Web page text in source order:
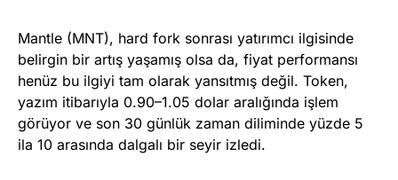
Mantle (MNT), hard fork sonrası yatırımcı ilgisinde
belirgin bir artış yaşamış olsa da, fiyat performansı
henüz bu ilgiyi tam olarak yansıtmış değil. Token,
yazım itibarıyla 0.90–1.05 dolar aralığında işlem
görüyor ve son 30 günlük zaman diliminde yüzde 5
ila 10 arasında dalgalı bir seyir izledi.